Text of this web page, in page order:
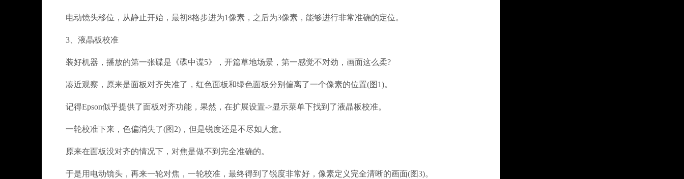
电动镜头移位，从静止开始，最初8格步进为1像素，之后为3像素，能够进行非常准确的定位。
3、液晶板校准
装好机器，播放的第一张碟是《碟中谍5》，开篇草地场景，第一感觉不对劲，画面这么柔?
凑近观察，原来是面板对齐失准了，红色面板和绿色面板分别偏离了一个像素的位置(图1)。
记得Epson似乎提供了面板对齐功能，果然，在扩展设置->显示菜单下找到了液晶板校准。
一轮校准下来，色偏消失了(图2)，但是锐度还是不尽如人意。
原来在面板没对齐的情况下，对焦是做不到完全准确的。
于是用电动镜头，再来一轮对焦，一轮校准，最终得到了锐度非常好，像素定义完全清晰的画面(图3)。